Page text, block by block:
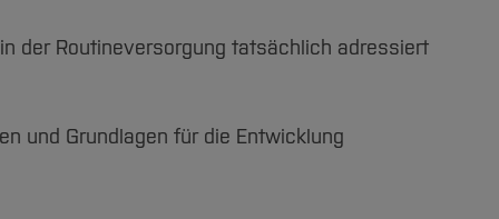
der Routineversorgung tatsächlich adressiert
und Grundlagen für die Entwicklung